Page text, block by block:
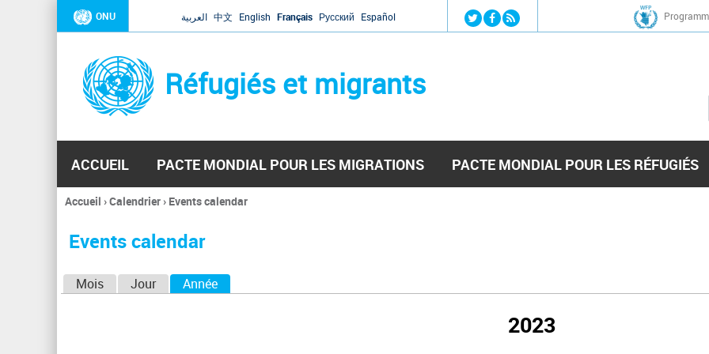
Jump to navigation
ONU العربية 中文 English Français Русский Español
Réfugiés et migrants
ACCUEIL PACTE MONDIAL POUR LES MIGRATIONS PACTE MONDIAL POUR LES RÉFUGIÉS
Vous
ici
Accueil ›Calendrier› Events calendar
Events calendar
Mois Jour Année
2023